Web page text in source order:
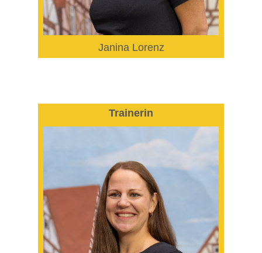
Janina Lorenz
Trainerin